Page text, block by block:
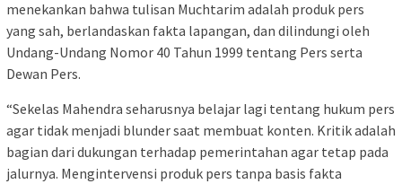
menekankan bahwa tulisan Muchtarim adalah produk pers
yang sah, berlandaskan fakta lapangan, dan dilindungi oleh
Undang-Undang Nomor 40 Tahun 1999 tentang Pers serta
Dewan Pers.
“Sekelas Mahendra seharusnya belajar lagi tentang hukum pers
agar tidak menjadi blunder saat membuat konten. Kritik adalah
bagian dari dukungan terhadap pemerintahan agar tetap pada
jalurnya. Mengintervensi produk pers tanpa basis fakta